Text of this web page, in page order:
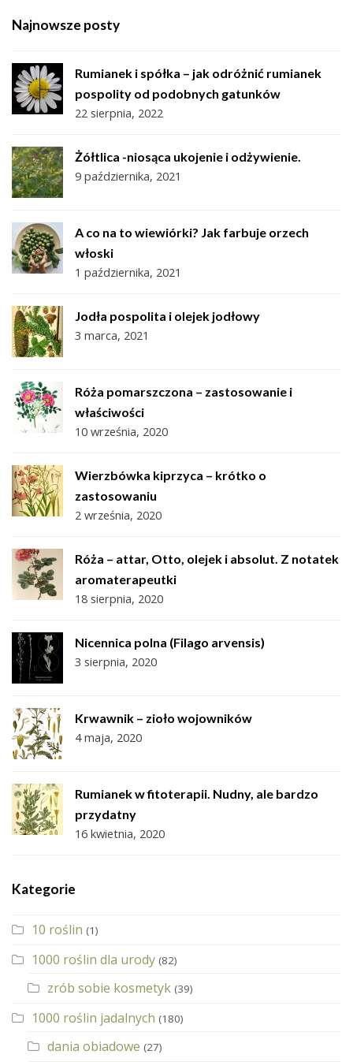
Najnowsze posty
Rumianek i spółka – jak odróżnić rumianek
pospolity od podobnych gatunków
22 sierpnia, 2022
Żółtlica -niosąca ukojenie i odżywienie.
9 października, 2021
A co na to wiewiórki? Jak farbuje orzech
włoski
1 października, 2021
Jodła pospolita i olejek jodłowy
3 marca, 2021
Róża pomarszczona – zastosowanie i
właściwości
10 września, 2020
Wierzbówka kiprzyca – krótko o
zastosowaniu
2 września, 2020
Róża – attar, Otto, olejek i absolut. Z notatek
aromaterapeutki
18 sierpnia, 2020
Nicennica polna (Filago arvensis)
3 sierpnia, 2020
Krwawnik – zioło wojowników
4 maja, 2020
Rumianek w fitoterapii. Nudny, ale bardzo
przydatny
16 kwietnia, 2020
Kategorie
10 roślin (1)
1000 roślin dla urody (82)
zrób sobie kosmetyk (39)
1000 roślin jadalnych (180)
dania obiadowe (27)